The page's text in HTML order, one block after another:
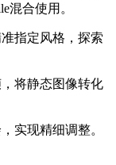
混合使用。
指定风格，探索
将静态图像转化
实现精细调整。